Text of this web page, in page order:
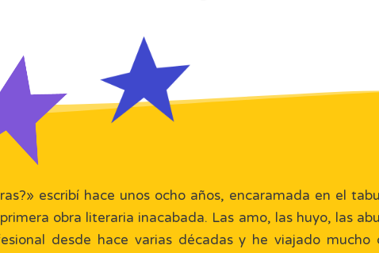
escribí hace unos ocho años, encaramada en el
obra literaria inacabada. Las amo, las huyo, las
desde hace varias décadas y he viajado mucho